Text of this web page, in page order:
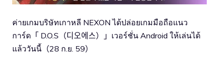
ค่ายเกมบริษัทเกาหลี NEXON ได้ปล่อยเกมมือถือแนว
การ์ด「 D.O.S（디오에스）」เวอร์ชั่น Android ให้เล่นได้
แล้ววันนี้（28 ก.ย. 59）